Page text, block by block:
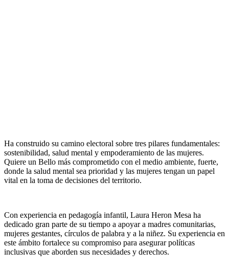
Ha construido su camino electoral sobre tres pilares fundamentales:
sostenibilidad, salud mental y empoderamiento de las mujeres.
Quiere un Bello más comprometido con el medio ambiente, fuerte,
donde la salud mental sea prioridad y las mujeres tengan un papel
vital en la toma de decisiones del territorio.
Con experiencia en pedagogía infantil, Laura Heron Mesa ha
dedicado gran parte de su tiempo a apoyar a madres comunitarias,
mujeres gestantes, círculos de palabra y a la niñez. Su experiencia en
este ámbito fortalece su compromiso para asegurar políticas
inclusivas que aborden sus necesidades y derechos.